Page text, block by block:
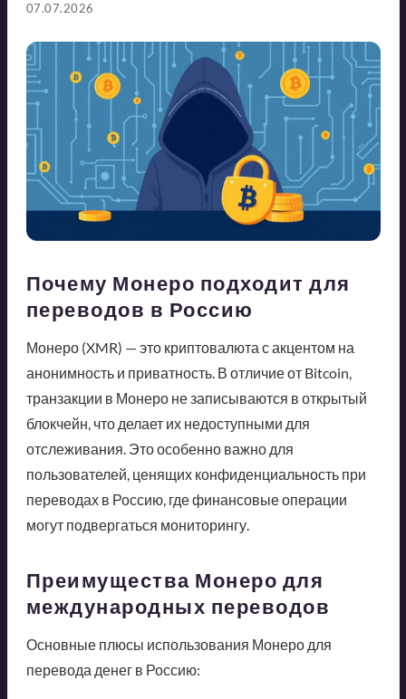
07.07.2026
Почему Монеро подходит для
переводов в Россию
Монеро (XMR) — это криптовалюта с акцентом на
анонимность и приватность. В отличие от Bitcoin,
транзакции в Монеро не записываются в открытый
блокчейн, что делает их недоступными для
отслеживания. Это особенно важно для
пользователей, ценящих конфиденциальность при
переводах в Россию, где финансовые операции
могут подвергаться мониторингу.
Преимущества Монеро для
международных переводов
Основные плюсы использования Монеро для
перевода денег в Россию: